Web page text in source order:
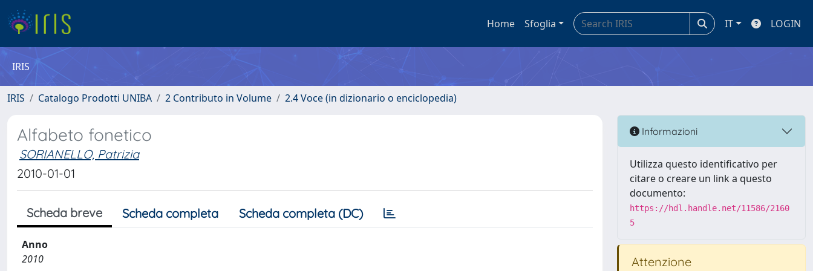
Home Sfoglia IT LOGIN
IRIS
IRIS Catalogo Prodotti UNIBA 2 Contributo in Volume 2.4 Voce (in dizionario o enciclopedia)
Alfabeto fonetico
SORIANELLO, Patrizia
2010-01-01
Scheda breve Scheda completa Scheda completa (DC)
Anno
2010
Informazioni
Utilizza questo identificativo per
citare o creare un link a questo
documento:
https://hdl.handle.net/11586/2160
5
Attenzione